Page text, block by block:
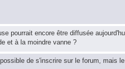
pourrait encore être diffusée
et à la moindre vanne ?
de s'inscrire sur le forum, mais